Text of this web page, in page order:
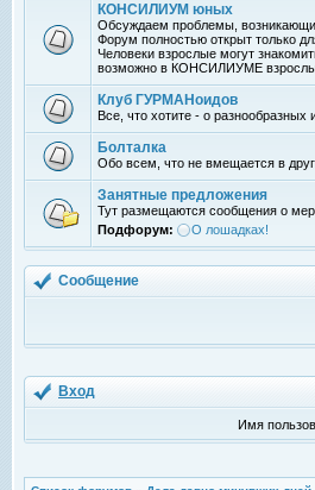
КОНСИЛИУМ юных
Обсуждаем проблемы,
Форум полностью открыт только
Человеки взрослые могут
возможно в КОНСИЛИУМЕ
Клуб ГУРМАНоидов
Все, что хотите - о разнообразных
Болталка
Обо всем, что не вмещается в
Занятные предложения
Тут размещаются сообщения о
Подфорум:
О лошадках!
Сообщение
Вход
Имя